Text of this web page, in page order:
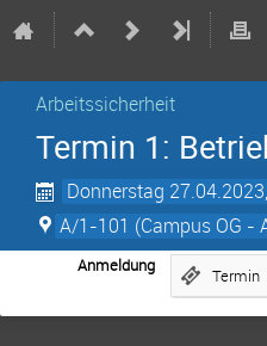
Arbeitssicherheit
Termin 1:
Donnerstag
A/1-101 (Campus OG -
Anmeldung Termin